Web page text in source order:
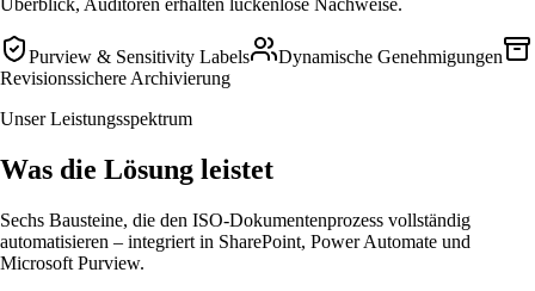
Überblick, Auditoren erhalten lückenlose Nachweise.
Purview & Sensitivity Labels
Dynamische Genehmigungen
Revisionssichere Archivierung
Unser Leistungsspektrum
Was die Lösung leistet
Sechs Bausteine, die den ISO-Dokumentenprozess vollständig
automatisieren – integriert in SharePoint, Power Automate und
Microsoft Purview.